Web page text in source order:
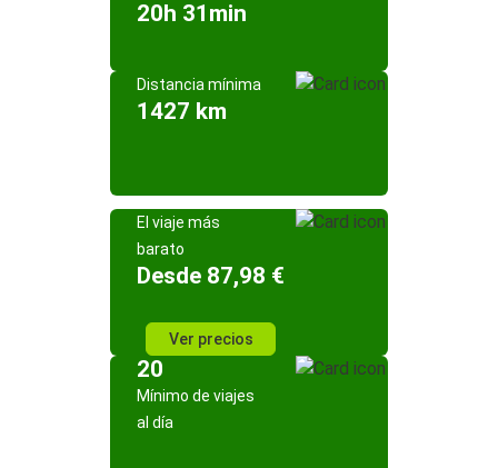
20h 31min
Distancia mínima
1427 km
El viaje más
barato
Desde 87,98 €
Ver precios
20
Mínimo de viajes
al día